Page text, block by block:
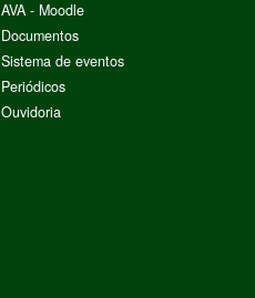
AVA - Moodle
Documentos
Sistema de eventos
Periódicos
Ouvidoria